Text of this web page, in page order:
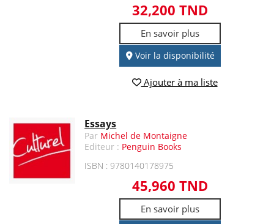
32,200 TND
En savoir plus
Voir la disponibilité
Ajouter à ma liste
Essays
Par Michel de Montaigne
Editeur : Penguin Books
ISBN : 9780140178975
45,960 TND
En savoir plus